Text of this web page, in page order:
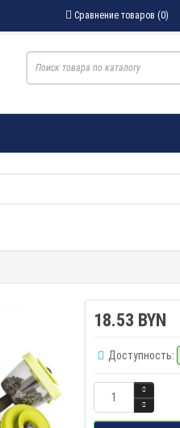
Сравнение товаров (0)
18.53 BYN
Доступность: